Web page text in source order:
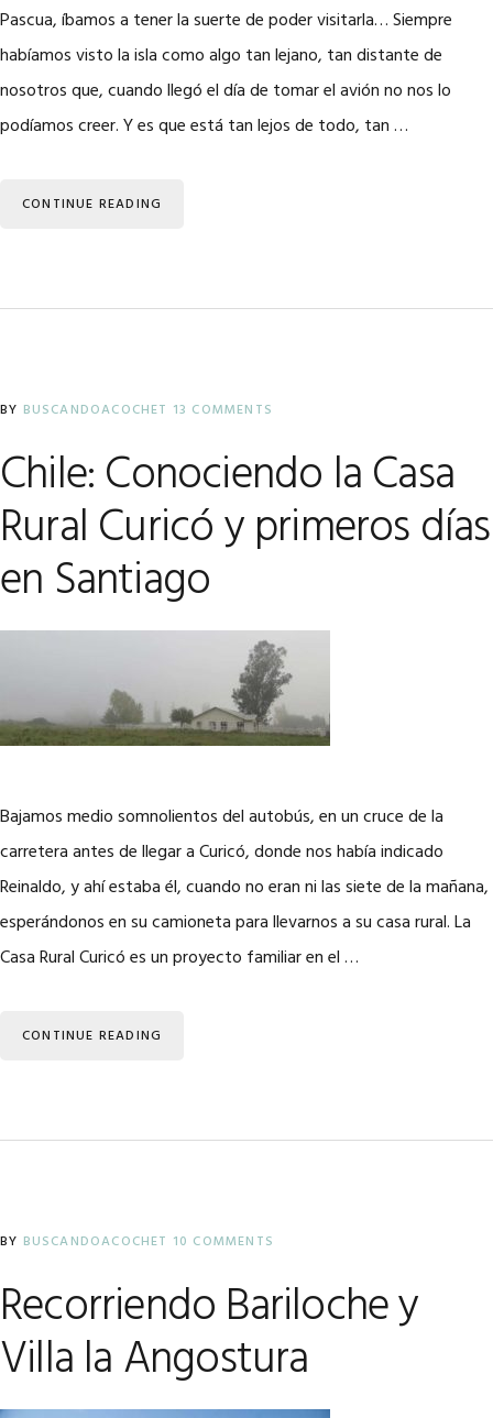
Pascua, íbamos a tener la suerte de poder visitarla… Siempre
habíamos visto la isla como algo tan lejano, tan distante de
nosotros que, cuando llegó el día de tomar el avión no nos lo
podíamos creer. Y es que está tan lejos de todo, tan …
CONTINUE READING
BY BUSCANDOACOCHET 13 COMMENTS
Chile: Conociendo la Casa
Rural Curicó y primeros días
en Santiago
Bajamos medio somnolientos del autobús, en un cruce de la
carretera antes de llegar a Curicó, donde nos había indicado
Reinaldo, y ahí estaba él, cuando no eran ni las siete de la mañana,
esperándonos en su camioneta para llevarnos a su casa rural. La
Casa Rural Curicó es un proyecto familiar en el …
CONTINUE READING
BY BUSCANDOACOCHET 10 COMMENTS
Recorriendo Bariloche y
Villa la Angostura